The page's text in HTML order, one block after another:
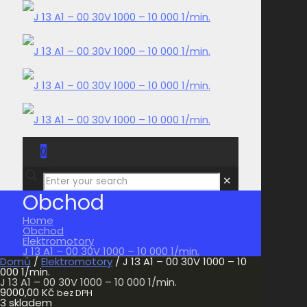
0
0,00 Kč
✕
Obchod
Home
Obchod
Elektromotory
J 13 A1 – 00 30V 1000 – 10 000 1/min.
Domů / Elektromotory / J 13 A1 – 00 30V 1000 – 10
000 1/min.
J 13 A1 – 00 30V 1000 – 10 000 1/min.
9000,00 Kč bez DPH
3 skladem